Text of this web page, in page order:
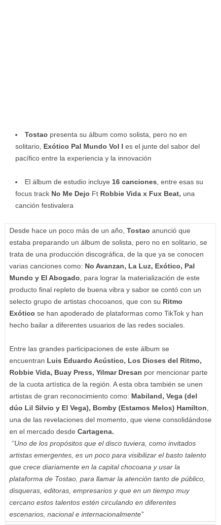
Tostao presenta su álbum como solista, pero no en
solitario, Exótico Pal Mundo Vol I es el junte del sabor del
pacífico entre la experiencia y la innovación
El álbum de estudio incluye 16 canciones , entre esas su
focus track No Me Dejo Ft Robbie Vida x Fux Beat, una
canción festivalera
Desde hace un poco más de un año, Tostao anunció que
estaba preparando un álbum de solista, pero no en solitario, se
trata de una producción discográfica, de la que ya se conocen
varias canciones como: No Avanzan, La Luz, Exótico, Pal
Mundo y El Abogado , para lograr la materialización de este
producto final repleto de buena vibra y sabor se contó con un
selecto grupo de artistas chocoanos, que con su Ritmo
Exótico se han apoderado de plataformas como TikTok y han
hecho bailar a diferentes usuarios de las redes sociales.
Entre las grandes participaciones de este álbum se
encuentran Luis Eduardo Acústico, Los Dioses del Ritmo,
Robbie Vida, Buay Press, Yilmar Dresan por mencionar parte
de la cuota artística de la región. A esta obra también se unen
artistas de gran reconocimiento como: Mabiland, Vega (del
dúo Lil Silvio y El Vega), Bomby (Estamos Melos) Hamilton
una de las revelaciones del momento, que viene consolidándose
en el mercado desde Cartagena.
‘’Uno de los propósitos que el disco tuviera, como invitados
artistas emergentes, es un poco para visibilizar el basto talento
que crece diariamente en la capital chocoana y usar la
plataforma de Tostao, para llamar la atención tanto de público,
disqueras, editoras, empresarios y que en un tiempo muy
cercano estos talentos estén circulando en diferentes
escenarios, nacional e internacionalmente”